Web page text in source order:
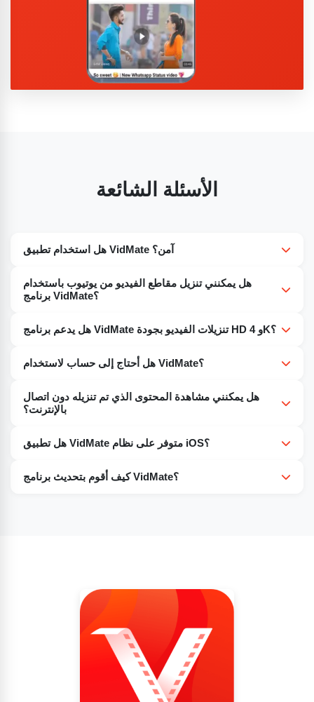
الأسئلة الشائعة
هل استخدام تطبيق VidMate آمن؟
هل يمكنني تنزيل مقاطع الفيديو من يوتيوب باستخدام
برنامج VidMate؟
هل يدعم برنامج VidMate تنزيلات الفيديو بجودة HD و 4K؟
نعم. يمكنك اختيار دقة الفيديو من SD إلى HD و 4K، وذلك حسب
هل أحتاج إلى حساب لاستخدام VidMate؟
هل يمكنني مشاهدة المحتوى الذي تم تنزيله دون اتصال
بالإنترنت؟
والموسيقى والأفلام، متاحة دون اتصال بالإنترنت. هذه ميزة رائعة
هل تطبيق VidMate متوفر على نظام iOS؟
تثبيت ملف APK.
كيف أقوم بتحديث برنامج VidMate؟